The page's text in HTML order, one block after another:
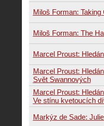
Miloš Forman: Taking
Miloš Forman: The
Marcel Proust:
Marcel Proust:
Svět Swannových
Marcel Proust:
Ve stínu kvetoucích
Markýz de Sade: